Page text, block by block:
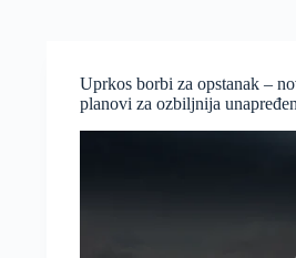
Uprkos borbi za opstanak –
planovi za ozbiljnija